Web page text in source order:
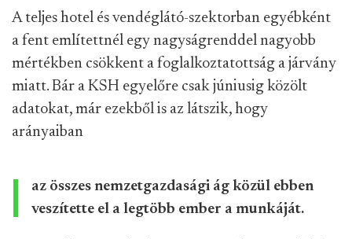
A teljes hotel és vendéglátó-szektorban egyébként
a fent említettnél egy nagyságrenddel nagyobb
mértékben csökkent a foglalkoztatottság a járvány
miatt. Bár a KSH egyelőre csak júniusig közölt
adatokat, már ezekből is az látszik, hogy
arányaiban
az összes nemzetgazdasági ág közül ebben
veszítette el a legtöbb ember a munkáját.